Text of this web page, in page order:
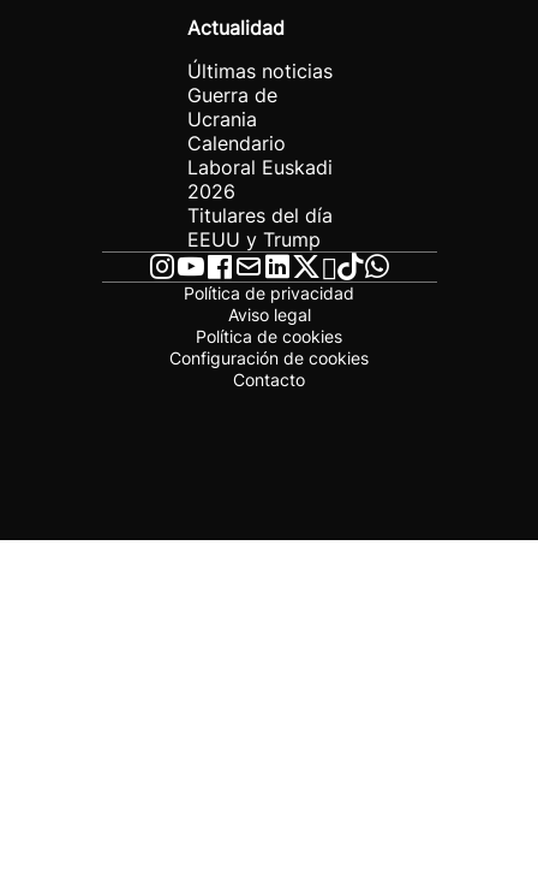
Actualidad
Últimas noticias
Guerra de
Ucrania
Calendario
Laboral Euskadi
2026
Titulares del día
EEUU y Trump
Política de privacidad
Aviso legal
Política de cookies
Configuración de cookies
Contacto